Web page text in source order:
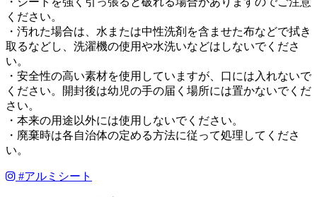
ください。
・汚れた場合は、水または中性洗剤を含ませた布などで拭き
取るなどし、洗濯機の使用や水洗いなどはしないでくださ
い。
・安全性の高い素材を使用していますが、口には入れないで
ください。開封後は幼児の手の届く場所には置かないでくだ
さい。
・本来の用途以外には使用しないでください。
・廃棄時は各自治体の定める方法に従って処理してくださ
い。
#アルミシート